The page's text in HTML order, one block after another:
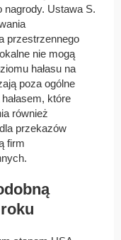
nagrody. Ustawa S.
przestrzennego
nie mogą
hałasu na
poza ogólne
które
również
przekazów
firm